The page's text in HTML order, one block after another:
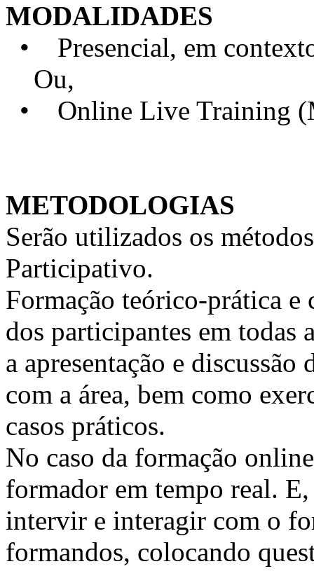
MODALIDADES
• Presencial, em
Ou,
• Online Live Training
METODOLOGIAS
Serão utilizados os
Participativo.
Formação teórico-prática e
dos participantes em todas
a apresentação e
com a área, bem como
casos práticos.
No caso da formação
formador em tempo real.
intervir e interagir com o
formandos, colocando